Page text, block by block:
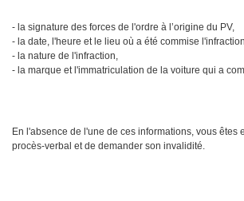
- la signature des forces de l'ordre à l’origine du PV,
- la date, l'heure et le lieu où a été commise
- la nature de l'infraction,
- la marque et l'immatriculation de la voiture qui a
En l'absence de l'une de ces informations, vous êtes
procès-verbal et de demander son invalidité.